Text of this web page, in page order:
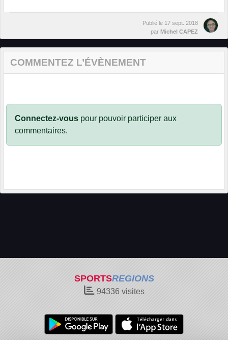
Publié le 17 sept. 2018
par Michel CAPEZ
COMMENTEZ L’ÉVÈNEMENT
Connectez-vous pour pouvoir participer aux
commentaires.
SPORTSREGIONS
94336visites